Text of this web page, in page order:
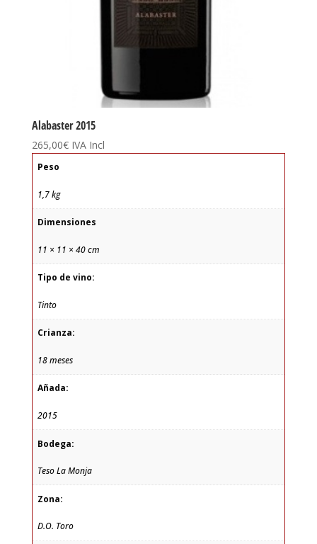
Alabaster 2015
265,00€ IVA Incl
Peso
1,7 kg
Dimensiones
11 × 11 × 40 cm
Tipo de vino:
Tinto
Crianza:
18 meses
Añada:
2015
Bodega:
Teso La Monja
Zona:
D.O. Toro